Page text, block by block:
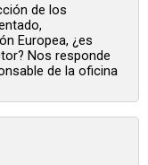
de los
Europea, ¿es
Nos responde
de la oficina